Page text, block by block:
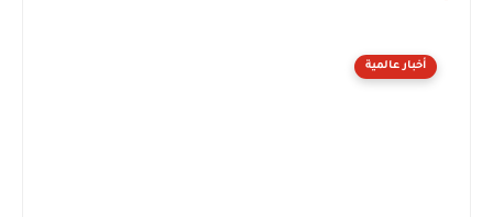
أخبار عالمية